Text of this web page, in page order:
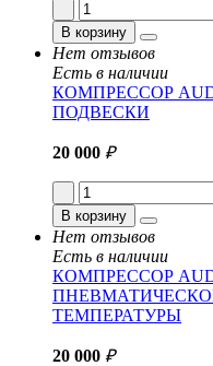
В корзину
Нет отзывов
Есть в наличии
КОМПРЕССОР
ПОДВЕСКИ
20 000 ₽
В корзину
Нет отзывов
Есть в наличии
КОМПРЕССОР
ТЕМПЕРАТУРЫ
20 000 ₽